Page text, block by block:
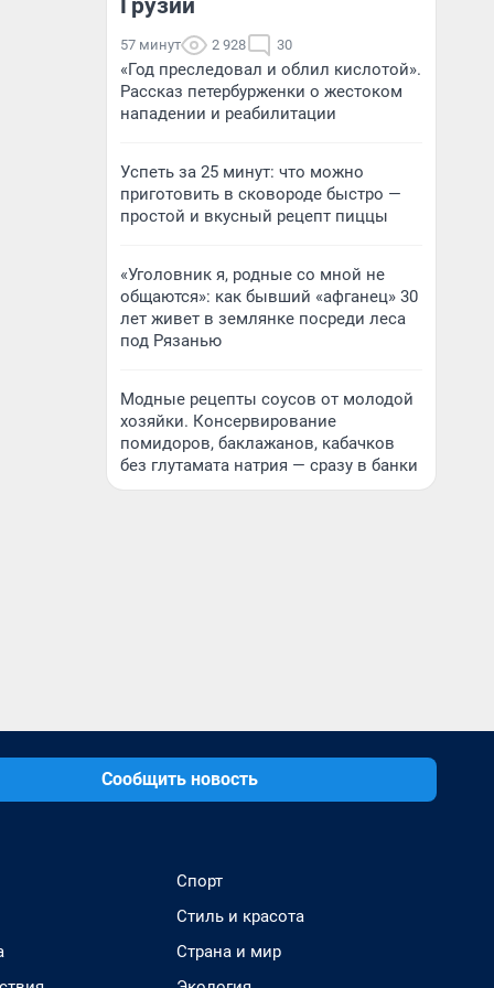
Грузии
57 минут 2 928 30
«Год преследовал и облил кислотой».
Рассказ петербурженки о жестоком
нападении и реабилитации
Успеть за 25 минут: что можно
приготовить в сковороде быстро —
простой и вкусный рецепт пиццы
«Уголовник я, родные со мной не
общаются»: как бывший «афганец» 30
лет живет в землянке посреди леса
под Рязанью
Модные рецепты соусов от молодой
хозяйки. Консервирование
помидоров, баклажанов, кабачков
без глутамата натрия — сразу в банки
Сообщить новость
Спорт
Стиль и красота
Страна и мир